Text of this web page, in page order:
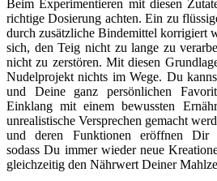
Beim Experimentieren mit diesen
richtige Dosierung achten. Ein zu
durch zusätzliche Bindemittel korrigiert
sich, den Teig nicht zu lange zu
nicht zu zerstören. Mit diesen
Nudelprojekt nichts im Wege. Du
und Deine ganz persönlichen
Einklang mit einem bewussten
unrealistische Versprechen gemacht
und deren Funktionen eröffnen Dir
sodass Du immer wieder neue
gleichzeitig den Nährwert Deiner